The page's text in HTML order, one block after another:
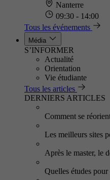
Nanterre
09:30 - 14:00
Tous les événements
Média
S’INFORMER
Actualité
Orientation
Vie étudiante
Tous les articles
DERNIERS ARTICLES
Comment se
Les meilleurs sites
Après le master, le
Quelles études